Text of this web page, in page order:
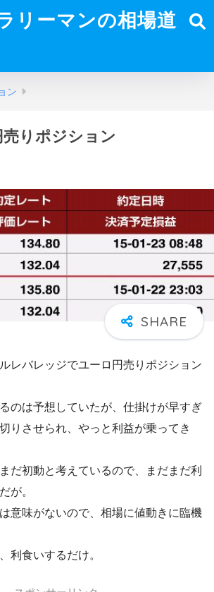
リーマンの相場道
ン
りポジション
レバレッジでユーロ円売りポジション
のは予想していたが、仕掛けが早すぎ
りさせられ、やっと利益が乗ってき
だ初動と考えているので、まだまだ利
が。
意味がないので、相場に値動きに臨機
利食いするだけ。